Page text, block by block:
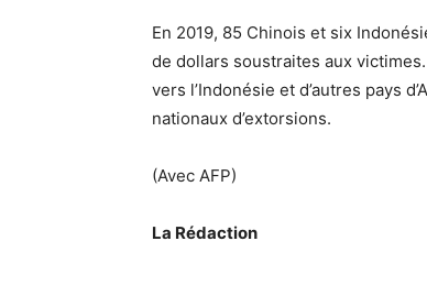
En 2019, 85 Chinois et six
de dollars soustraites aux
vers l’Indonésie et d’autres pays
nationaux d’extorsions.
(Avec AFP)
La Rédaction